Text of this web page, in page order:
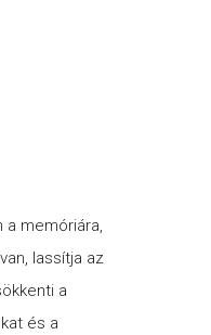
a memóriára,
lassítja az
a
és a